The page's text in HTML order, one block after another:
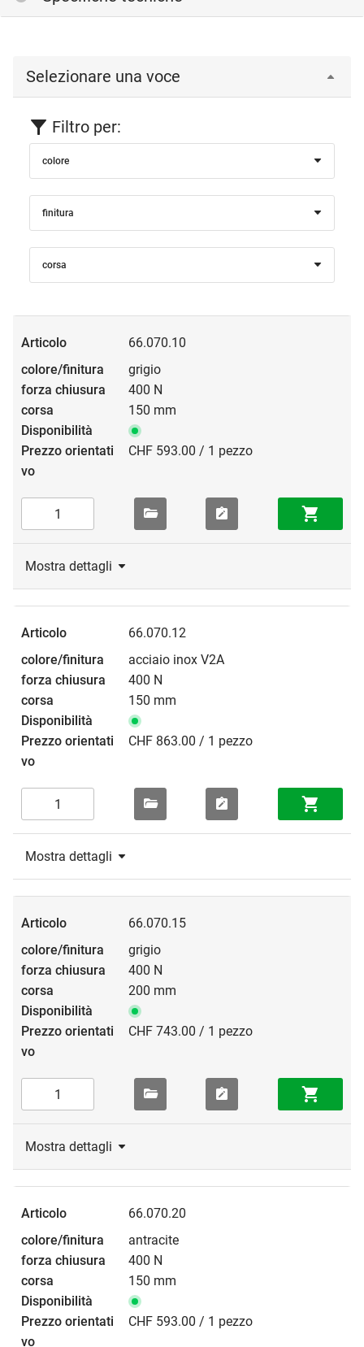
Selezionare una voce
Filtro per:
colore
finitura
corsa
66.070.10
grigio
400 N
150 mm
CHF 593.00 / 1 pezzo
Mostra dettagli
66.070.12
acciaio inox V2A
400 N
150 mm
CHF 863.00 / 1 pezzo
Mostra dettagli
66.070.15
grigio
400 N
200 mm
CHF 743.00 / 1 pezzo
Mostra dettagli
66.070.20
antracite
400 N
150 mm
CHF 593.00 / 1 pezzo